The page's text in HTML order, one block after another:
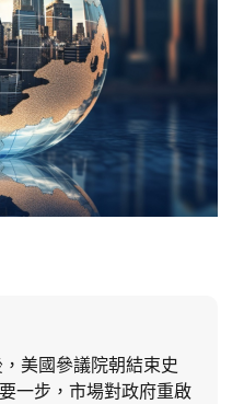
美國參議院朝結束史
一步，市場對政府重啟